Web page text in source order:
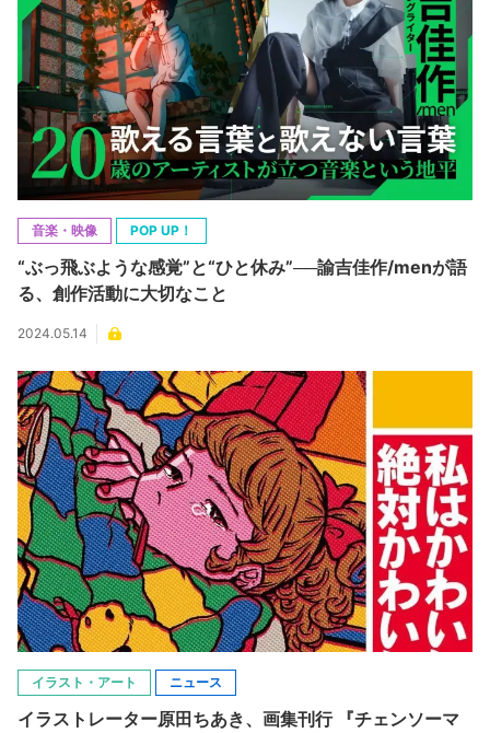
音楽・映像 POP UP！
“ぶっ飛ぶような感覚”と“ひと休み”──諭吉佳作/menが語
る、創作活動に大切なこと
2024.05.14
イラスト・アート ニュース
イラストレーター原田ちあき、画集刊行 『チェンソーマ